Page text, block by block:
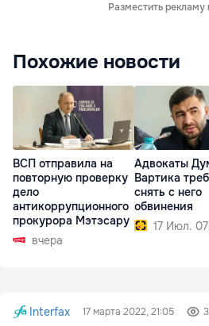
Разместить рекламу
Похожие новости
ВСП отправила на
повторную проверку
дело
антикоррупционного
прокурора Мэтэсару
вчера
Адвокаты
Вартика
снять с него
обвинения
17 Июл.
Interfax 17 марта 2022, 21:05